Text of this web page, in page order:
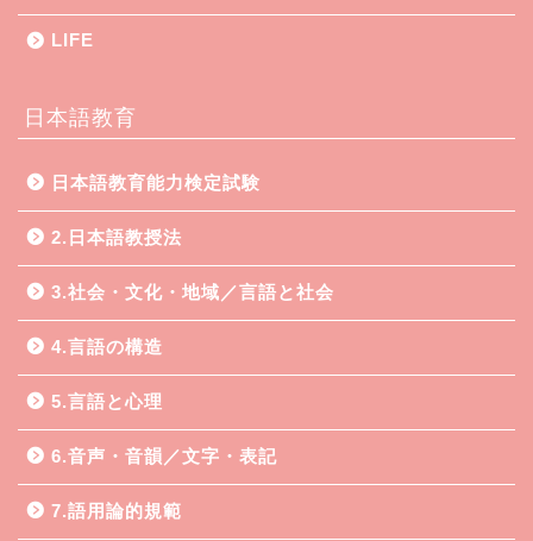
LIFE
日本語教育
日本語教育能力検定試験
2.日本語教授法
3.社会・文化・地域／言語と社会
4.言語の構造
5.言語と心理
6.音声・音韻／文字・表記
7.語用論的規範